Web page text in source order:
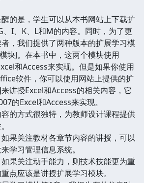
是，学生可以从本书网站上下载扩
、I、K、L和M的内容。同时，为了更
，我们提供了两种版本的扩展学习模
块J。在本书中，这两个模块使用
和Access来实现。但是如果你使用
软件，你可以使用网站上提供的扩
讲授Excel和Access的相关内容，它
的Excel和Access来实现。
方式很独特，为教师设计课程提供
关注教材各章节内容的讲授，可以
学习管理信息系统。
关注动手能力，则技术技能更为重
点应该是讲授扩展学习模块。